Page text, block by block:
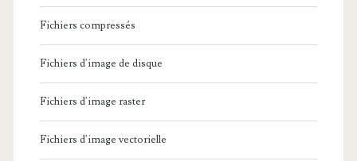
Fichiers compressés
Fichiers d'image de disque
Fichiers d'image raster
Fichiers d'image vectorielle